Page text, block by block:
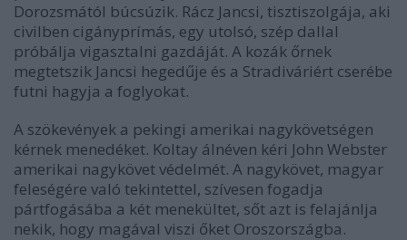
Dorozsmától búcsúzik. Rácz Jancsi, tisztiszolgája, aki
civilben cigányprímás, egy utolsó, szép dallal
próbálja vigasztalni gazdáját. A kozák őrnek
megtetszik Jancsi hegedűje és a Stradiváriért cserébe
futni hagyja a foglyokat.
A szökevények a pekingi amerikai nagykövetségen
kérnek menedéket. Koltay álnéven kéri John Webster
amerikai nagykövet védelmét. A nagykövet, magyar
feleségére való tekintettel, szívesen fogadja
pártfogásába a két menekültet, sőt azt is felajánlja
nekik, hogy magával viszi őket Oroszországba.